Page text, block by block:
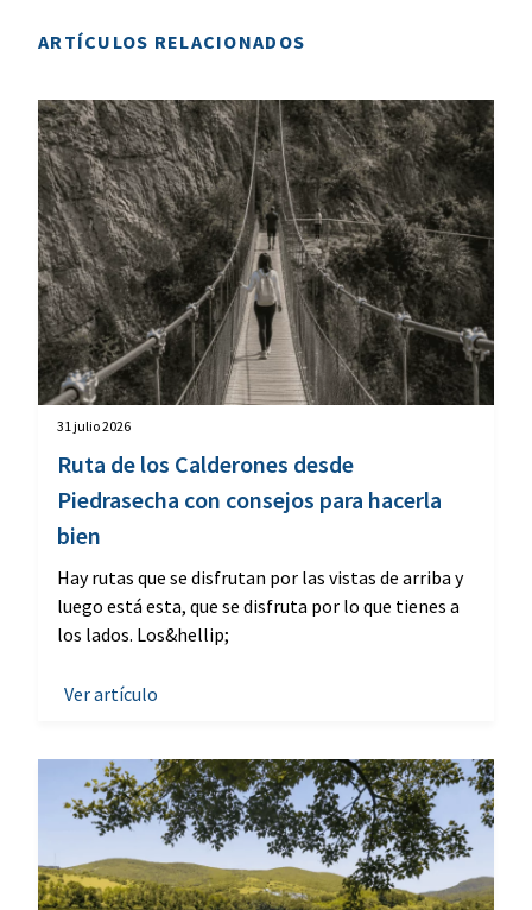
ARTÍCULOS RELACIONADOS
31 julio 2026
Ruta de los Calderones desde
Piedrasecha con consejos para hacerla
bien
Hay rutas que se disfrutan por las vistas de arriba y
luego está esta, que se disfruta por lo que tienes a
los lados. Los&hellip;
Ver artículo